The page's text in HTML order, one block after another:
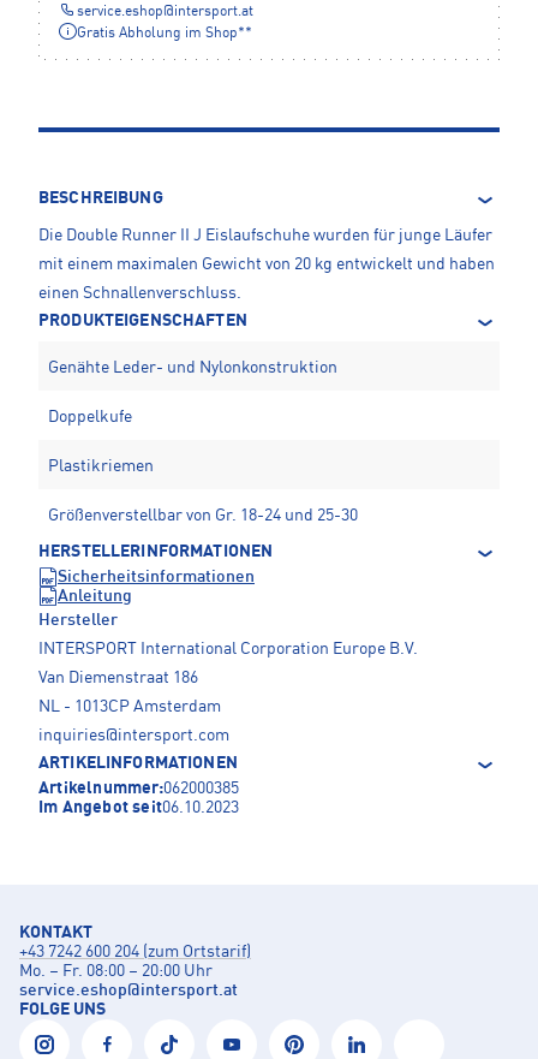
service.eshop@intersport.at
Gratis Abholung im Shop**
BESCHREIBUNG
Die Double Runner II J Eislaufschuhe wurden für junge Läufer
mit einem maximalen Gewicht von 20 kg entwickelt und haben
einen Schnallenverschluss.
PRODUKTEIGENSCHAFTEN
Genähte Leder- und Nylonkonstruktion
Doppelkufe
Plastikriemen
Größenverstellbar von Gr. 18-24 und 25-30
HERSTELLERINFORMATIONEN
Sicherheitsinformationen
Anleitung
Hersteller
INTERSPORT International Corporation Europe B.V.
Van Diemenstraat 186
NL - 1013CP Amsterdam
inquiries@intersport.com
ARTIKELINFORMATIONEN
Artikelnummer:062000385
Im Angebot seit06.10.2023
KONTAKT
+43 7242 600 204 (zum Ortstarif)
Mo. – Fr. 08:00 – 20:00 Uhr
service.eshop@intersport.at
FOLGE UNS